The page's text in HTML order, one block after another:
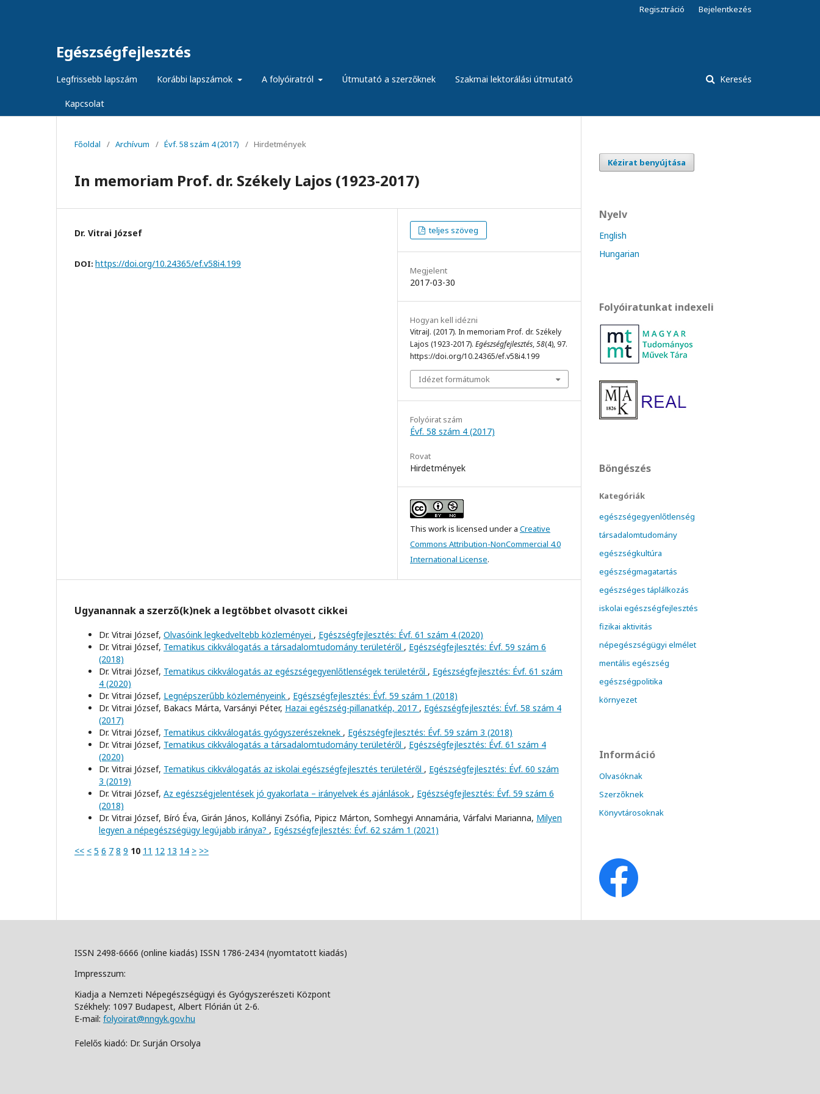
Egészségfejlesztés
Legfrissebb lapszám Korábbi lapszámok A folyóiratról Útmutató a szerzőknek Szakmai lektorálási útmutató
Kapcsolat
Keresés
Regisztráció Bejelentkezés
Főoldal / Archívum / Évf. 58 szám 4 (2017) / Hirdetmények
In memoriam Prof. dr. Székely Lajos (1923-2017)
Dr. Vitrai József
DOI: https://doi.org/10.24365/ef.v58i4.199
teljes szöveg
Megjelent
2017-03-30
Hogyan kell idézni
VitraiJ. (2017). In memoriam Prof. dr. Székely
Lajos (1923-2017). Egészségfejlesztés,58(4), 97.
https://doi.org/10.24365/ef.v58i4.199
Idézet formátumok
Folyóirat szám
Évf. 58 szám 4 (2017)
Rovat
Hirdetmények
This work is licensed under a Creative
Commons Attribution-NonCommercial 4.0
International License.
Ugyanannak a szerző(k)nek a legtöbbet olvasott cikkei
Dr. Vitrai József, Olvasóink legkedveltebb közleményei , Egészségfejlesztés: Évf. 61 szám 4 (2020)
Dr. Vitrai József, Tematikus cikkválogatás a társadalomtudomány területéről , Egészségfejlesztés: Évf. 59 szám 6
(2018)
Dr. Vitrai József, Tematikus cikkválogatás az egészségegyenlőtlenségek területéről , Egészségfejlesztés: Évf. 61 szám
4 (2020)
Dr. Vitrai József, Legnépszerűbb közleményeink , Egészségfejlesztés: Évf. 59 szám 1 (2018)
Dr. Vitrai József, Bakacs Márta, Varsányi Péter, Hazai egészség-pillanatkép, 2017 , Egészségfejlesztés: Évf. 58 szám 4
(2017)
Dr. Vitrai József, Tematikus cikkválogatás gyógyszerészeknek , Egészségfejlesztés: Évf. 59 szám 3 (2018)
Dr. Vitrai József, Tematikus cikkválogatás a társadalomtudomány területéről , Egészségfejlesztés: Évf. 61 szám 4
(2020)
Dr. Vitrai József, Tematikus cikkválogatás az iskolai egészségfejlesztés területéről , Egészségfejlesztés: Évf. 60 szám
3 (2019)
Dr. Vitrai József, Az egészségjelentések jó gyakorlata – irányelvek és ajánlások , Egészségfejlesztés: Évf. 59 szám 6
(2018)
Dr. Vitrai József, Bíró Éva, Girán János, Kollányi Zsófia, Pipicz Márton, Somhegyi Annamária, Várfalvi Marianna, Milyen
legyen a népegészségügy legújabb iránya? , Egészségfejlesztés: Évf. 62 szám 1 (2021)
<< < 5 6 7 8 9 10 11 12 13 14 > >>
Kézirat benyújtása
Nyelv
English
Hungarian
Folyóiratunkat indexeli
Böngészés
Kategóriák
egészségegyenlőtlenség
társadalomtudomány
egészségkultúra
egészségmagatartás
egészséges táplálkozás
iskolai egészségfejlesztés
fizikai aktivitás
népegészségügyi elmélet
mentális egészség
egészségpolitika
környezet
Információ
Olvasóknak
Szerzőknek
Könyvtárosoknak
ISSN 2498-6666 (online kiadás) ISSN 1786-2434 (nyomtatott kiadás)
Impresszum:
Kiadja a Nemzeti Népegészségügyi és Gyógyszerészeti Központ
Székhely: 1097 Budapest, Albert Flórián út 2-6.
E-mail: folyoirat@nngyk.gov.hu
Felelős kiadó: Dr. Surján Orsolya